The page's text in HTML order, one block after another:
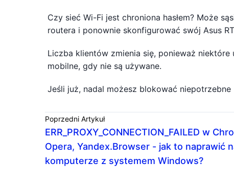
Czy sieć Wi-Fi jest chroniona hasłem? Może
routera i ponownie skonfigurować swój Asus
Liczba klientów zmienia się, ponieważ
mobilne, gdy nie są używane.
Jeśli już, nadal możesz blokować
Poprzedni Artykuł
ERR_PROXY_CONNECTION_FAILED w
Opera, Yandex.Browser - jak to naprawić
komputerze z systemem Windows?